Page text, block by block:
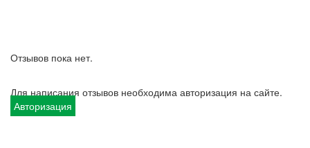
Отзывов пока нет.
Для написания отзывов необходима авторизация на сайте.
Авторизация